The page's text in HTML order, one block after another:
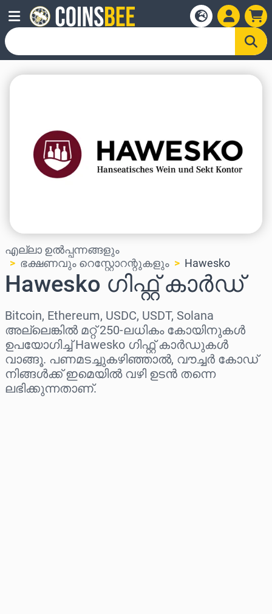
എല്ലാ ഉൽപ്പന്നങ്ങളും
ഭക്ഷണവും റെസ്റ്റോറന്റുകളും
Hawesko
Hawesko ഗിഫ്റ്റ് കാർഡ്
Bitcoin, Ethereum, USDC, USDT, Solana
അല്ലെങ്കിൽ മറ്റ് 250-ലധികം കോയിനുകൾ
ഉപയോഗിച്ച് Hawesko ഗിഫ്റ്റ് കാർഡുകൾ
വാങ്ങൂ. പണമടച്ചുകഴിഞ്ഞാൽ, വൗച്ചർ കോഡ്
നിങ്ങൾക്ക് ഇമെയിൽ വഴി ഉടൻ തന്നെ
ലഭിക്കുന്നതാണ്.